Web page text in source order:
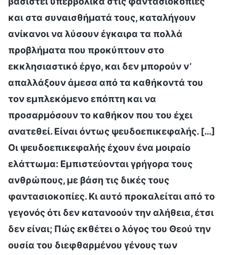
και στα συναισθήματά τους, καταλήγουν
ανίκανοι να λύσουν έγκαιρα τα πολλά
προβλήματα που προκύπτουν στο
εκκλησιαστικό έργο, και δεν μπορούν ν’
απαλλάξουν άμεσα από τα καθήκοντά του
τον εμπλεκόμενο επόπτη και να
προσαρμόσουν το καθήκον που του έχει
ανατεθεί. Είναι όντως ψευδοεπικεφαλής. […]
Οι ψευδοεπικεφαλής έχουν ένα μοιραίο
ελάττωμα: Εμπιστεύονται γρήγορα τους
ανθρώπους, με βάση τις δικές τους
φαντασιοκοπίες. Κι αυτό προκαλείται από το
γεγονός ότι δεν κατανοούν την αλήθεια, έτσι
δεν είναι; Πώς εκθέτει ο λόγος του Θεού την
ουσία του διεφθαρμένου γένους των